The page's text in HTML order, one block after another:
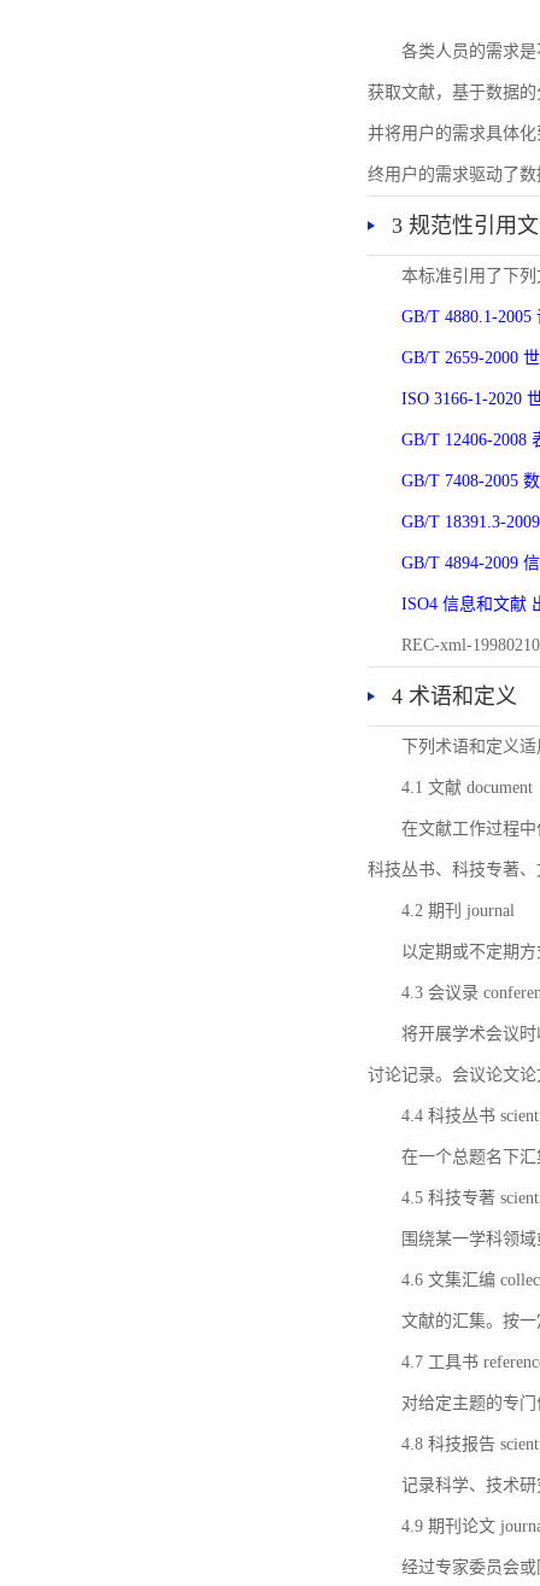
各类人员的需求
获取文献，基于数据
并将用户的需求具体
终用户的需求驱动了
3 规范性引用
本标准引用了下
GB/T 4880.1-
GB/T 2659-2000
ISO 3166-1-2020
GB/T 12406-2008
GB/T 7408-2005
GB/T 18391.3-
GB/T 4894-2009
ISO4 信息和文献
REC-xml-
4 术语和定义
下列术语和定义
4.1 文献 document
在文献工作过程
科技丛书、科技专著
4.2 期刊 journal
以定期或不定期
4.3 会议录
将开展学术会议
讨论记录。会议论文
4.4 科技丛书
在一个总题名下
4.5 科技专著
围绕某一学科领
4.6 文集汇编
文献的汇集。按
4.7 工具书
对给定主题的专
4.8 科技报告
记录科学、技术
4.9 期刊论文
经过专家委员会